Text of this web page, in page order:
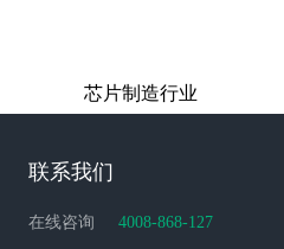
芯片制造行业
联系我们
在线咨询 4008-868-127